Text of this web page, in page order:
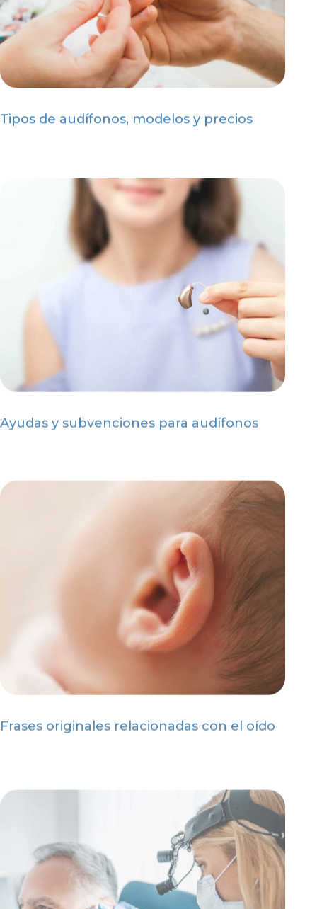
Tipos de audífonos, modelos y precios
Ayudas y subvenciones para audífonos
Frases originales relacionadas con el oído